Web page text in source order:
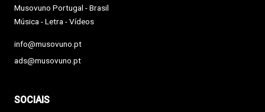
Musovuno Portugal - Brasil
Música - Letra - Vídeos
info@musovuno.pt
ads@musovuno.pt
SOCIAIS